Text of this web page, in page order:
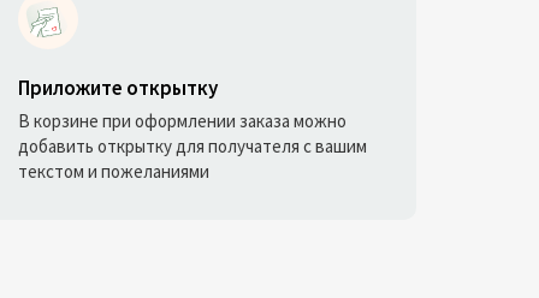
Приложите открытку
В корзине при оформлении заказа можно
добавить открытку для получателя с вашим
текстом и пожеланиями